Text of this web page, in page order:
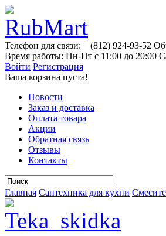
Телефон для связи: (812) 924-93-52
Время работы: Пн-Пт с 11:00 до 20:00
Войти Регистрация
Ваша корзина пуста!
Новости
Заказ и доставка
Оплата товара
Акции
Обратная связь
Отзывы
Контакты
Главная Сантехника для кухни